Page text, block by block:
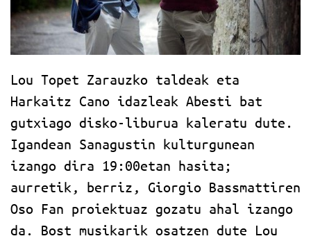
Lou Topet Zarauzko taldeak eta
Harkaitz Cano idazleak Abesti bat
gutxiago disko-liburua kaleratu dute.
Igandean Sanagustin kulturgunean
izango dira 19:00etan hasita;
aurretik, berriz, Giorgio Bassmattiren
Oso Fan proiektuaz gozatu ahal izango
da. Bost musikarik osatzen dute Lou